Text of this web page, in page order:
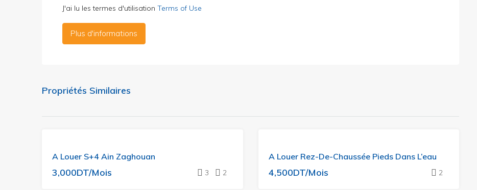
J'ai lu les termes d'utilisation Terms of Use
Plus d'informations
Propriétés Similaires
LOUER
A Louer S+4 Ain Zaghouan
3,000DT/Mois 3 2
LOUER
A Louer Rez-De-Chaussée Pieds Dans L’eau
4,500DT/Mois 2